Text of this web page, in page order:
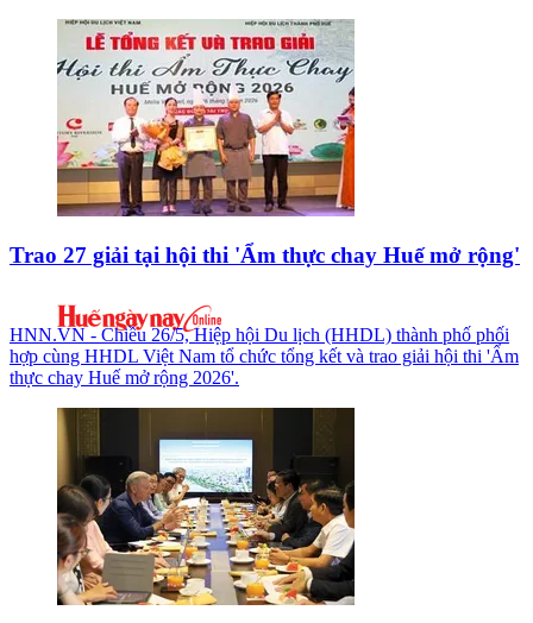
Trao 27 giải tại hội thi 'Ẩm thực chay Huế mở rộng'
HNN.VN - Chiều 26/5, Hiệp hội Du lịch (HHDL) thành phố phối
hợp cùng HHDL Việt Nam tổ chức tổng kết và trao giải hội thi 'Ẩm
thực chay Huế mở rộng 2026'.